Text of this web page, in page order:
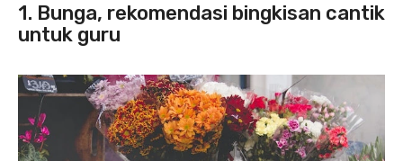
1. Bunga, rekomendasi bingkisan cantik
untuk guru